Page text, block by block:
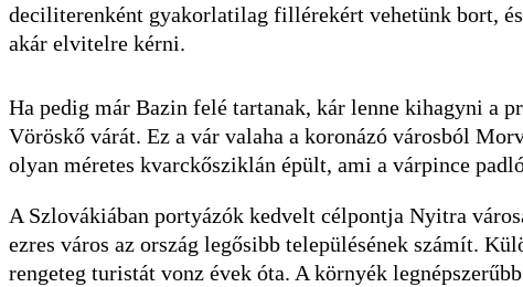
deciliterenként gyakorlatilag fillérekért vehetünk bort,
akár elvitelre kérni.
Ha pedig már Bazin felé tartanak, kár lenne kihagyni a
Vöröskő várát. Ez a vár valaha a koronázó városból
olyan méretes kvarckősziklán épült, ami a várpince
A Szlovákiában portyázók kedvelt célpontja Nyitra
ezres város az ország legősibb településének számít.
rengeteg turistát vonz évek óta. A környék